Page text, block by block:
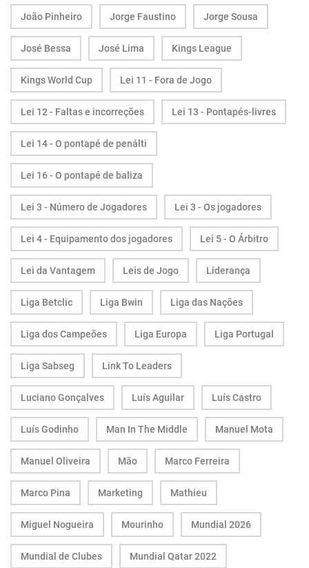
João Pinheiro Jorge Faustino Jorge Sousa
José Bessa José Lima Kings League
Kings World Cup Lei 11 - Fora de Jogo
Lei 12 - Faltas e incorreções Lei 13 - Pontapés-livres
Lei 14 - O pontapé de penálti
Lei 16 - O pontapé de baliza
Lei 3 - Número de Jogadores Lei 3 - Os jogadores
Lei 4 - Equipamento dos jogadores Lei 5 - O Árbitro
Lei da Vantagem Leis de Jogo Liderança
Liga Betclic Liga Bwin Liga das Nações
Liga dos Campeões Liga Europa Liga Portugal
Liga Sabseg Link To Leaders
Luciano Gonçalves Luís Aguilar Luís Castro
Luís Godinho Man In The Middle Manuel Mota
Manuel Oliveira Mão Marco Ferreira
Marco Pina Marketing Mathieu
Miguel Nogueira Mourinho Mundial 2026
Mundial de Clubes Mundial Qatar 2022